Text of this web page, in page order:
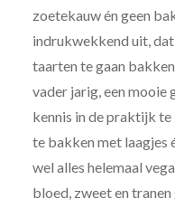
zoetekauw én geen
indrukwekkend uit,
taarten te gaan
vader jarig, een mooie
kennis in de praktijk
te bakken met laagjes
wel alles helemaal
bloed, zweet en